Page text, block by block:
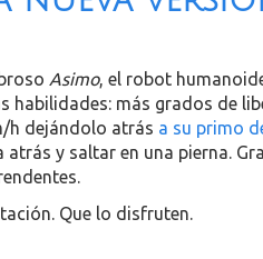
Asimo, el robot
habilidades: más grados de
h dejándolo atrás a su primo
y saltar en una pierna.
Que lo disfruten.